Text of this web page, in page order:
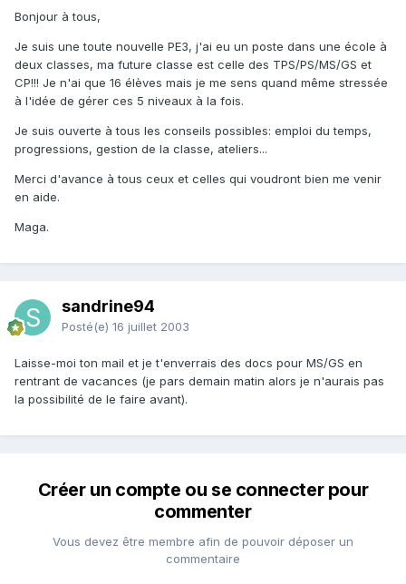
Bonjour à tous,
Je suis une toute nouvelle PE3, j'ai eu un poste dans une école à
deux classes, ma future classe est celle des TPS/PS/MS/GS et
CP!!! Je n'ai que 16 élèves mais je me sens quand même stressée
à l'idée de gérer ces 5 niveaux à la fois.
Je suis ouverte à tous les conseils possibles: emploi du temps,
progressions, gestion de la classe, ateliers...
Merci d'avance à tous ceux et celles qui voudront bien me venir
en aide.
Maga.
sandrine94
Posté(e) 16 juillet 2003
Laisse-moi ton mail et je t'enverrais des docs pour MS/GS en
rentrant de vacances (je pars demain matin alors je n'aurais pas
la possibilité de le faire avant).
Créer un compte ou se connecter pour
commenter
Vous devez être membre afin de pouvoir déposer un
commentaire